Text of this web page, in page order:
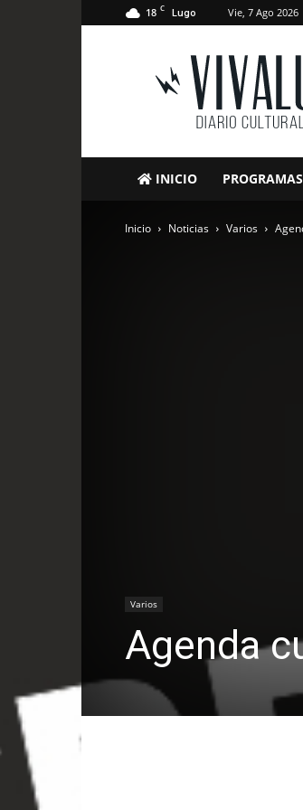
18 C Lugo Vie, 7 Ago 2026
VivaLugo
INICIO PROGRAMAS
Inicio Noticias Varios
Varios
Agenda